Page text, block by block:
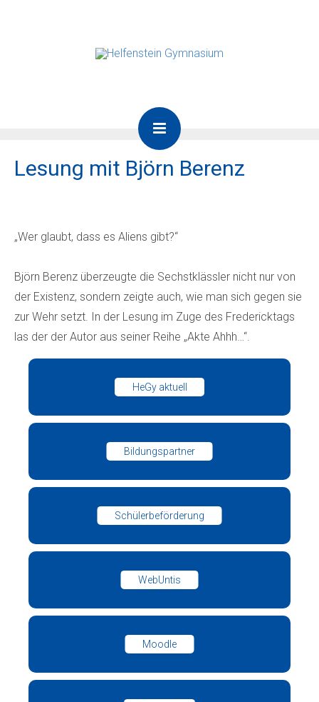
Lesung mit Björn Berenz
„Wer glaubt, dass es Aliens gibt?“
Björn Berenz überzeugte die Sechstklässler nicht nur von
der Existenz, sondern zeigte auch, wie man sich gegen sie
zur Wehr setzt. In der Lesung im Zuge des Fredericktags
las der der Autor aus seiner Reihe „Akte Ahhh…“.
HeGy aktuell
Bildungspartner
Schülerbeförderung
WebUntis
Moodle